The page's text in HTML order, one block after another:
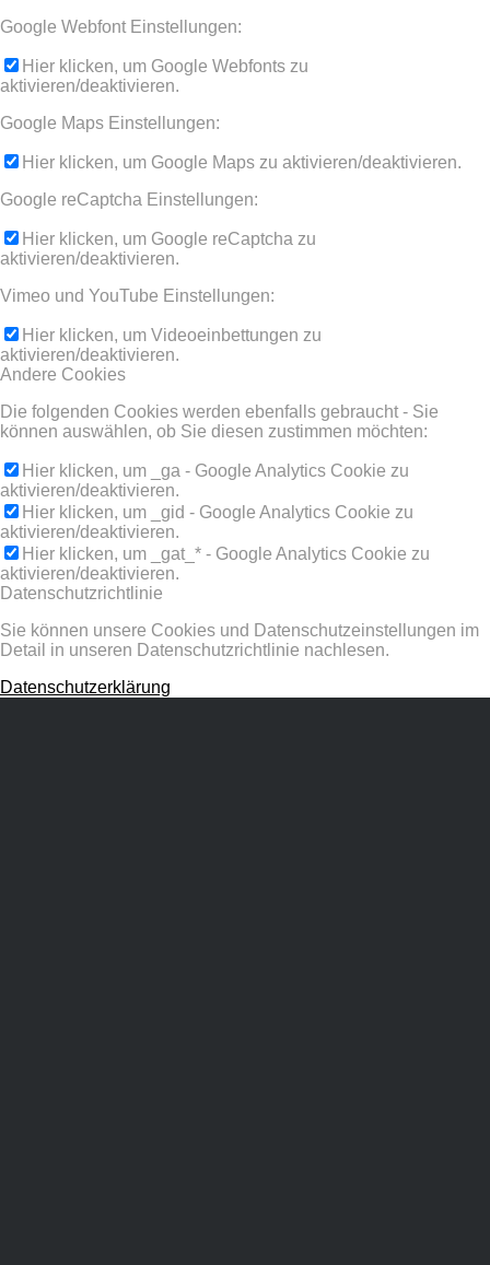
Google Webfont Einstellungen:
Hier klicken, um Google Webfonts zu
aktivieren/deaktivieren.
Google Maps Einstellungen:
Hier klicken, um Google Maps zu aktivieren/deaktivieren.
Google reCaptcha Einstellungen:
Hier klicken, um Google reCaptcha zu
aktivieren/deaktivieren.
Vimeo und YouTube Einstellungen:
Hier klicken, um Videoeinbettungen zu
aktivieren/deaktivieren.
Andere Cookies
Die folgenden Cookies werden ebenfalls gebraucht - Sie
können auswählen, ob Sie diesen zustimmen möchten:
Hier klicken, um _ga - Google Analytics Cookie zu
aktivieren/deaktivieren.
Hier klicken, um _gid - Google Analytics Cookie zu
aktivieren/deaktivieren.
Hier klicken, um _gat_* - Google Analytics Cookie zu
aktivieren/deaktivieren.
Datenschutzrichtlinie
Sie können unsere Cookies und Datenschutzeinstellungen im
Detail in unseren Datenschutzrichtlinie nachlesen.
Datenschutzerklärung